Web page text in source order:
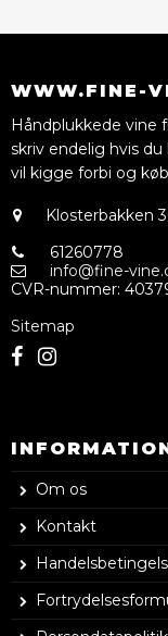
WWW.FINE-
Håndplukkede vine
skriv endelig hvis
vil kigge forbi og
Klosterbakken
61260778
info@fine-
CVR-nummer:
Sitemap
Om os
Kontakt